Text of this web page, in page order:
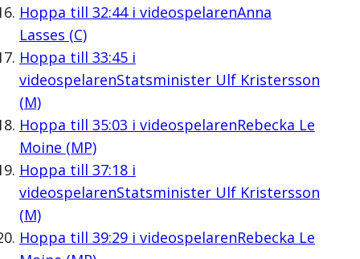
Hoppa till 32:44i videospelarenAnna
Lasses (C)
Hoppa till 33:45i
videospelarenStatsminister Ulf Kristersson
(M)
Hoppa till 35:03 i videospelarenRebecka Le
Moine (MP)
Hoppa till 37:18i
videospelarenStatsminister Ulf Kristersson
(M)
Hoppa till 39:29i videospelarenRebecka Le